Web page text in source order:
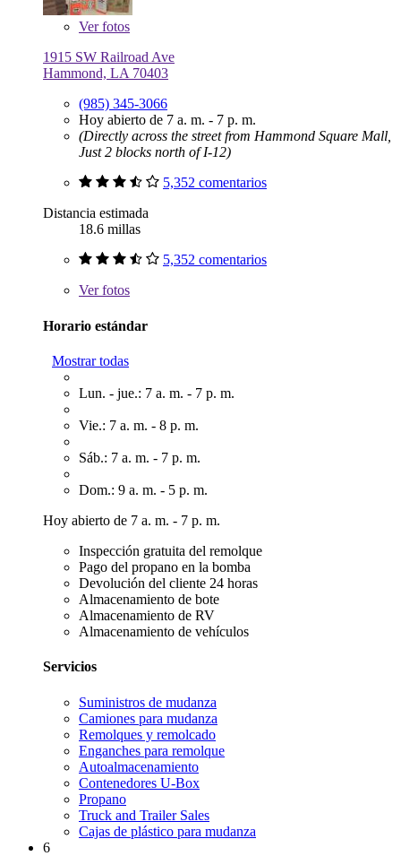
Verfotos
1915 SW Railroad Ave
Hammond, LA 70403
(985) 345-3066
Hoy abierto de 7 a. m. - 7 p. m.
(Directly across the street from Hammond Square Mall,
Just 2 blocks north of I-12)
5,352 comentarios
Distancia estimada
18.6 millas
5,352 comentarios
Verfotos
Horario estándar
Mostrar todas
Lun. - jue.: 7 a. m. - 7 p. m.
Vie.: 7 a. m. - 8 p. m.
Sáb.: 7 a. m. - 7 p. m.
Dom.: 9 a. m. - 5 p. m.
Hoy abierto de 7 a. m. - 7 p. m.
Inspección gratuita del remolque
Pago del propano en la bomba
Devolución del cliente 24 horas
Almacenamiento de bote
Almacenamiento de RV
Almacenamiento de vehículos
Servicios
Suministros de mudanza
Camiones para mudanza
Remolques y remolcado
Enganches para remolque
Autoalmacenamiento
Contenedores U-Box
Propano
Truck and Trailer Sales
Cajas de plástico para mudanza
6